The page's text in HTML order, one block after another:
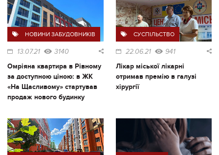
НОВИНИ ЗАБУДОВНИКІВ
13.07.21 3140
Омріяна квартира в Рівному
за доступною ціною: в ЖК
«На Щасливому» стартував
продаж нового будинку
СУСПІЛЬСТВО
22.06.21 941
Лікар міської лікарні
отримав премію в галузі
хірургії